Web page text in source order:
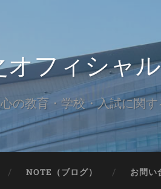
フィシャ
の教育・学校・入試に関す
NOTE（ブログ） お問い